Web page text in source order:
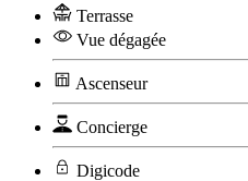
Terrasse
Vue dégagée
Ascenseur
Concierge
Digicode